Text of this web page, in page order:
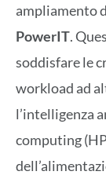
ampliamento
PowerIT.
soddisfare le
workload ad
l’intelligenza
computing